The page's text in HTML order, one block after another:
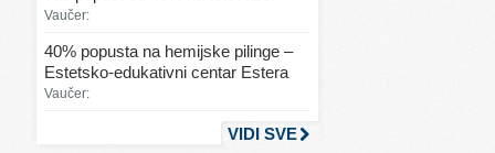
Svet mode
Vaučer:
40% popusta na hemijske pilinge –
Estetsko-edukativni centar Estera
Vaučer:
VIDI SVE